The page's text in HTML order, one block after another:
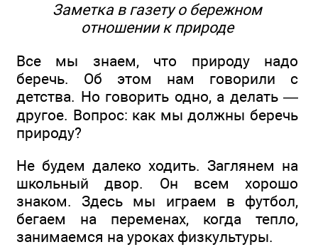
Заметка в газету о бережном
отношении к природе
Все мы знаем, что природу надо
беречь. Об этом нам говорили с
детства. Но говорить одно, а делать —
другое. Вопрос: как мы должны беречь
природу?
Не будем далеко ходить. Заглянем на
школьный двор. Он всем хорошо
знаком. Здесь мы играем в футбол,
бегаем на переменах, когда тепло,
занимаемся на уроках физкультуры.